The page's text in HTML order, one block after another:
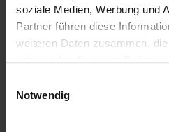
soziale Medien, Werbung und
Partner führen diese
weiteren Daten zusammen,
Notwendig